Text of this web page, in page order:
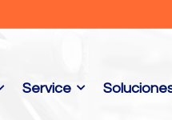
Service